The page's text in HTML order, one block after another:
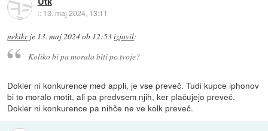
:: 13. maj 2024, 13:11
nekikrje 13. maj 2024 ob 12:53izjavil:
Koliko bi pa morala biti po tvoje?
Dokler ni konkurence med appli, je vse preveč. Tudi kupce iphonov
bi to moralo motit, ali pa predvsem njih, ker plačujejo preveč.
Dokler ni konkurence pa nihče ne ve kolk preveč.